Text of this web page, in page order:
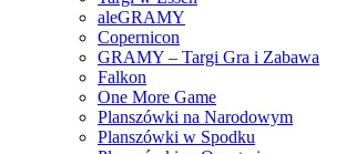
aleGRAMY
Copernicon
GRAMY – Targi Gra i Zabawa
Falkon
One More Game
Planszówki na Narodowym
Planszówki w Spodku